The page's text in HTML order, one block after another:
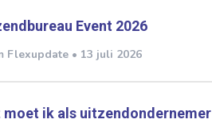
Event 2026
Flexupdate • 13 juli 2026
moet ik als uitzendondernemer